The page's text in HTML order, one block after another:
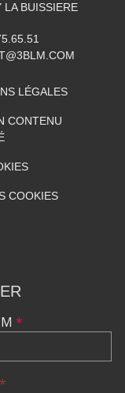
LA BUISSIERE
LÉGALES
CONTENU
COOKIES
*
*